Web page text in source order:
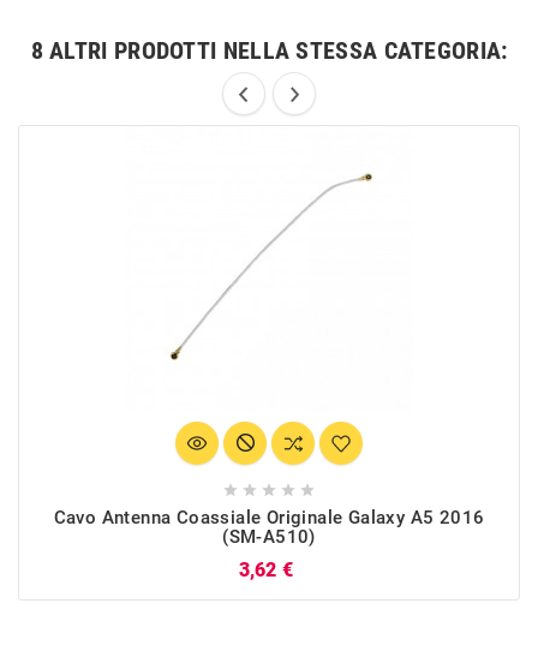
8 ALTRI PRODOTTI NELLA STESSA CATEGORIA:
    
Cavo Antenna Coassiale Originale Galaxy A5 2016
(SM-A510)
3,62 €